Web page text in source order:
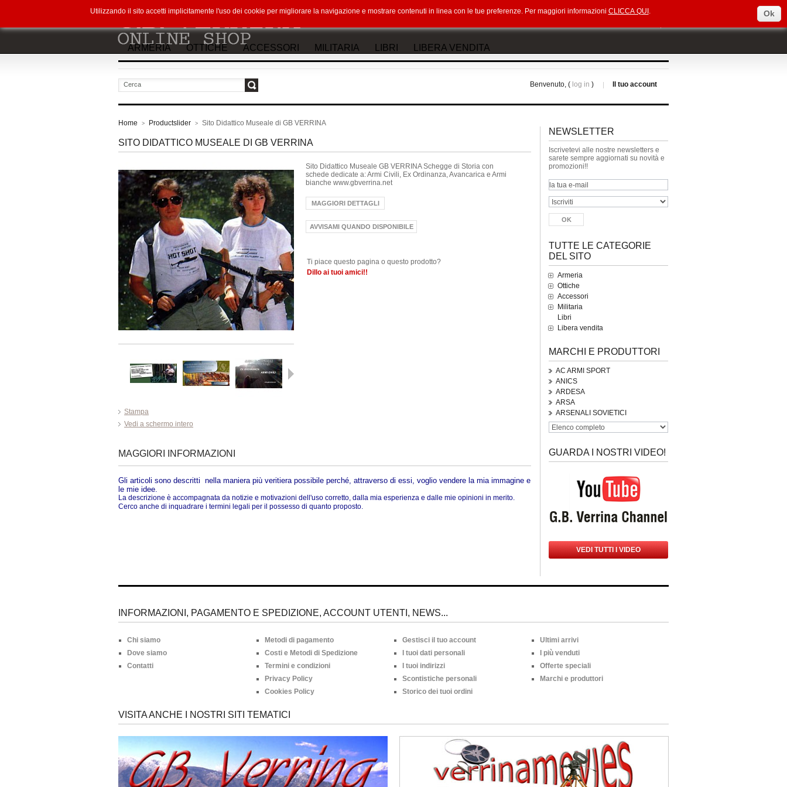
ARMERIA OTTICHE ACCESSORI MILITARIA LIBRI LIBERA VENDITA
Il tuo account
Benvenuto, ( log in )
Home > Productslider > Sito Didattico Museale di GB VERRINA
SITO DIDATTICO MUSEALE DI GB VERRINA
Stampa
Vedi a schermo intero
Sito Didattico Museale GB VERRINA Schegge di Storia con
schede dedicate a: Armi Civili, Ex Ordinanza, Avancarica e Armi
bianche www.gbverrina.net
MAGGIORI DETTAGLI
Ti piace questo pagina o questo prodotto?
Dillo ai tuoi amici!!
MAGGIORI INFORMAZIONI
Gli articoli sono descritti nella maniera più veritiera possibile perché, attraverso di essi, voglio vendere la mia immagine e
le mie idee.
La descrizione è accompagnata da notizie e motivazioni dell'uso corretto, dalla mia esperienza e dalle mie opinioni in merito.
Cerco anche di inquadrare i termini legali per il possesso di quanto proposto.
NEWSLETTER
Iscrivetevi alle nostre newsletters e
sarete sempre aggiornati su novità e
promozioni!!
TUTTE LE CATEGORIE
DEL SITO
Armeria
Ottiche
Accessori
Militaria
Libri
Libera vendita
MARCHI E PRODUTTORI
AC ARMI SPORT
ANICS
ARDESA
ARSA
ARSENALI SOVIETICI
GUARDA I NOSTRI VIDEO!
VEDI TUTTI I VIDEO
INFORMAZIONI, PAGAMENTO E SPEDIZIONE, ACCOUNT UTENTI, NEWS...
Chi siamo
Dove siamo
Contatti
Metodi di pagamento
Costi e Metodi di Spedizione
Termini e condizioni
Privacy Policy
Cookies Policy
Gestisci il tuo account
I tuoi dati personali
I tuoi indirizzi
Scontistiche personali
Storico dei tuoi ordini
Ultimi arrivi
I più venduti
Offerte speciali
Marchi e produttori
VISITA ANCHE I NOSTRI SITI TEMATICI
Utilizzando il sito accetti implicitamente l'uso dei cookie per migliorare la navigazione e mostrare contenuti in linea con le tue preferenze. Per maggiori informazioni CLICCA QUI . Ok